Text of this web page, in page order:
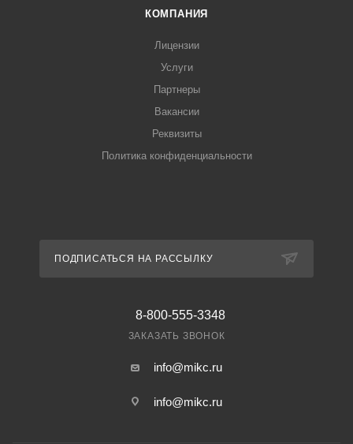
КОМПАНИЯ
Лицензии
Услуги
Партнеры
Вакансии
Реквизиты
Политика конфиденциальности
ПОДПИСАТЬСЯ НА РАССЫЛКУ
8-800-555-3348
ЗАКАЗАТЬ ЗВОНОК
info@mikc.ru
info@mikc.ru